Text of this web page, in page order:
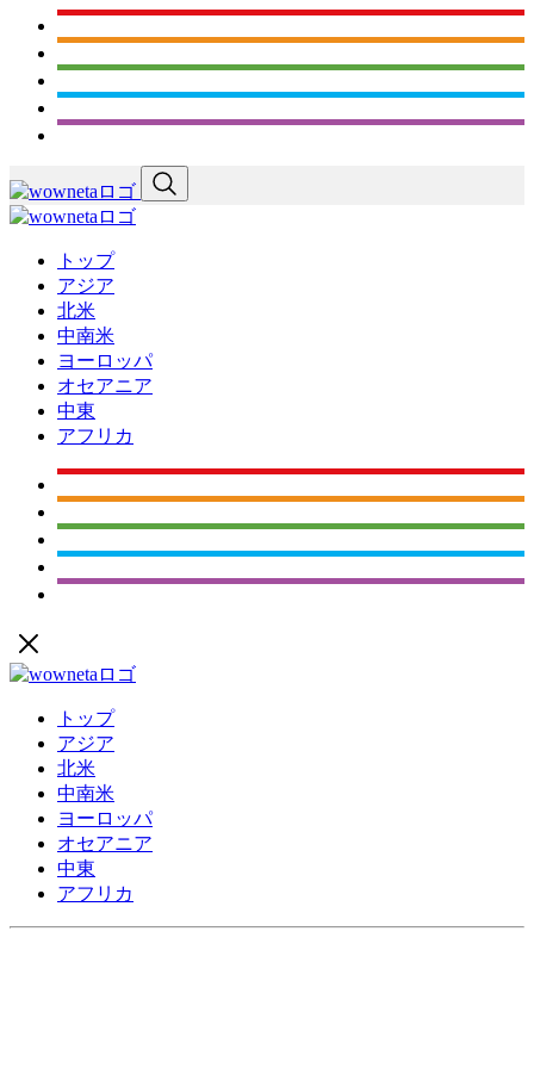
トップ
アジア
北米
中南米
ヨーロッパ
オセアニア
中東
アフリカ
トップ
アジア
北米
中南米
ヨーロッパ
オセアニア
中東
アフリカ